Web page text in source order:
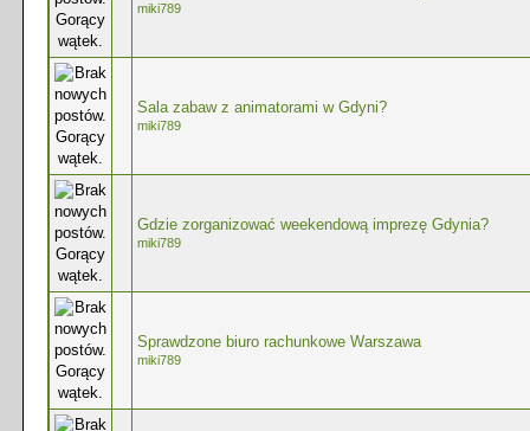
miki789
Sala zabaw z animatorami w Gdyni?
miki789
Gdzie zorganizować weekendową imprezę Gdynia?
miki789
Sprawdzone biuro rachunkowe Warszawa
miki789